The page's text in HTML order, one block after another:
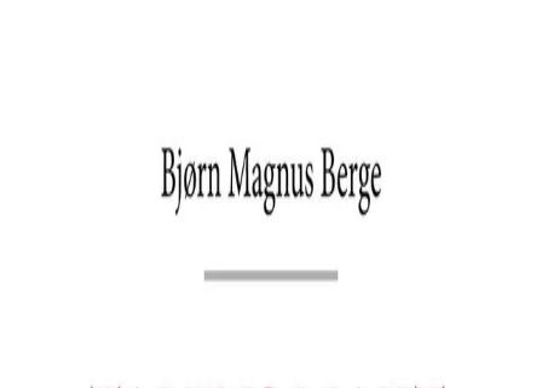
Få gratis bok